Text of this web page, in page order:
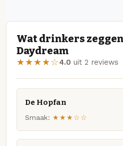
Wat drinkers
Daydream
★★★★☆4.0 uit 2 reviews
De Hopfan
Smaak: ★★★☆☆